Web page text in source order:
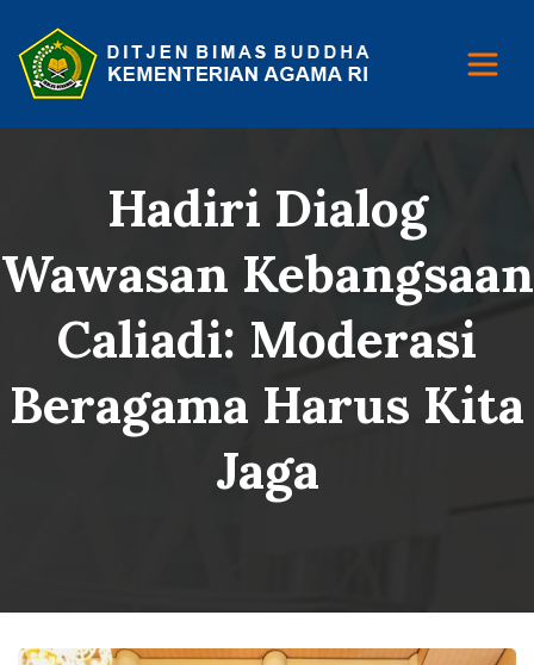
Hadiri Dialog
Wawasan Kebangsaan
Caliadi: Moderasi
Beragama Harus Kita
Jaga